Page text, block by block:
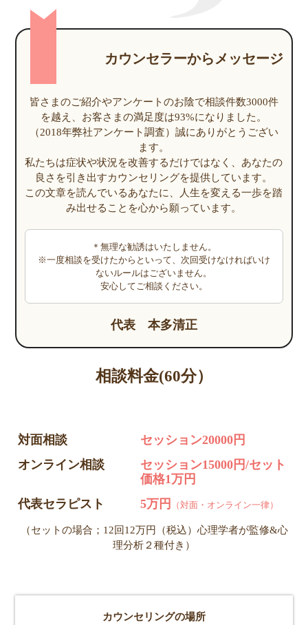
カウンセラーからメッセージ
皆さまのご紹介やアンケートのお陰で相談件数3000件
を越え、お客さまの満足度は93%になりました。
（2018年弊社アンケート調査）誠にありがとうござい
ます。
私たちは症状や状況を改善するだけではなく、あなたの
良さを引き出すカウンセリングを提供しています。
この文章を読んでいるあなたに、人生を変える一歩を踏
み出せることを心から願っています。
＊無理な勧誘はいたしません。
※一度相談を受けたからといって、次回受けなければいけ
ないルールはございません。
安心してご相談ください。
代表 本多清正
相談料金(60分）
対面相談
セッション20000円
オンライン相談
セッション15000円/セット
価格1万円
代表セラピスト
5万円 （対面・オンライン一律）
（セットの場合；12回12万円（税込）心理学者が監修&心
理分析２種付き）
カウンセリングの場所